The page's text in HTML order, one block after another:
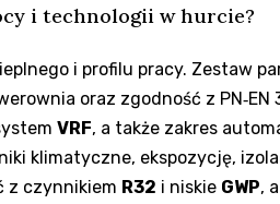
i technologii w hurcie?
i profilu pracy. Zestaw
oraz zgodność z PN‑EN
VRF, a także zakres
klimatyczne, ekspozycję,
z czynnikiem R32 i niskie GWP,